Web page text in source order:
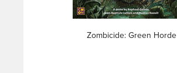
Zombicide: Green Horde